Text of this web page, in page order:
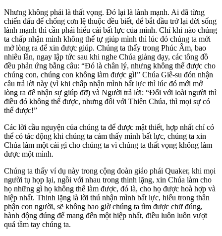
Nhưng không phải là thất vọng. Đó lại là lành mạnh. Ai đã từng
chiến đấu để chống cơn lệ thuộc đều biết, để bắt đầu trở lại đời sống
lành mạnh thì cần phải hiểu cái bất lực của mình. Chỉ khi nào chúng
ta chấp nhận mình không thể tự giúp mình thì lúc đó chúng ta mới
mở lòng ra để xin được giúp. Chúng ta thấy trong Phúc Âm, bao
nhiêu lần, ngay lập tức sau khi nghe Chúa giảng dạy, các tông đồ
đều phản ứng bằng câu: “Đó là chân lý, nhưng không thể được cho
chúng con, chúng con không làm được gì!” Chúa Giê-su đón nhận
câu trả lời này (vì khi chấp nhận mình bất lực thì lúc đó mới mở
lòng ra để nhận sự giúp đỡ) và Người trả lời: “Đối với loài người thì
điều đó không thể được, nhưng đối với Thiên Chúa, thì mọi sự có
thể được!”
Các lời cầu nguyện của chúng ta để được mật thiết, hợp nhất chỉ có
thể có tác động khi chúng ta cảm thấy mình bất lực, chúng ta xin
Chúa làm một cái gì cho chúng ta vì chúng ta thất vọng không làm
được một mình.
Chúng ta thấy ví dụ này trong cộng đoàn giáo phái Quaker, khi mọi
người tụ họp lại, ngồi với nhau trong thinh lặng, xin Chúa làm cho
họ những gì họ không thể làm được, đó là, cho họ được hoà hợp và
hiệp nhất. Thinh lặng là lời thú nhận mình bất lực, hiểu trong thân
phận con người, sẽ không bao giờ chúng ta tìm được chữ đúng,
hành động đúng để mang đến một hiệp nhất, điều luôn luôn vượt
quá tầm tay chúng ta.